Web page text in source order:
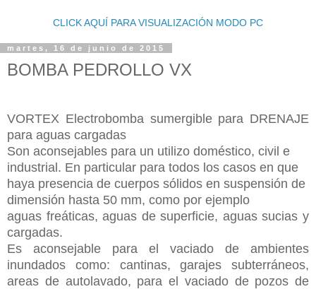
CLICK AQUÍ PARA VISUALIZACIÓN MODO PC
martes, 16 de junio de 2015
BOMBA PEDROLLO VX
VORTEX Electrobomba sumergible para DRENAJE
para aguas cargadas
Son aconsejables para un utilizo doméstico, civil e
industrial. En particular para todos los casos en que
haya presencia de cuerpos sólidos en suspensión de
dimensión hasta 50 mm, como por ejemplo
aguas freáticas, aguas de superficie, aguas sucias y
cargadas.
Es aconsejable para el vaciado de ambientes
inundados como: cantinas, garajes subterráneos,
areas de autolavado, para el vaciado de pozos de